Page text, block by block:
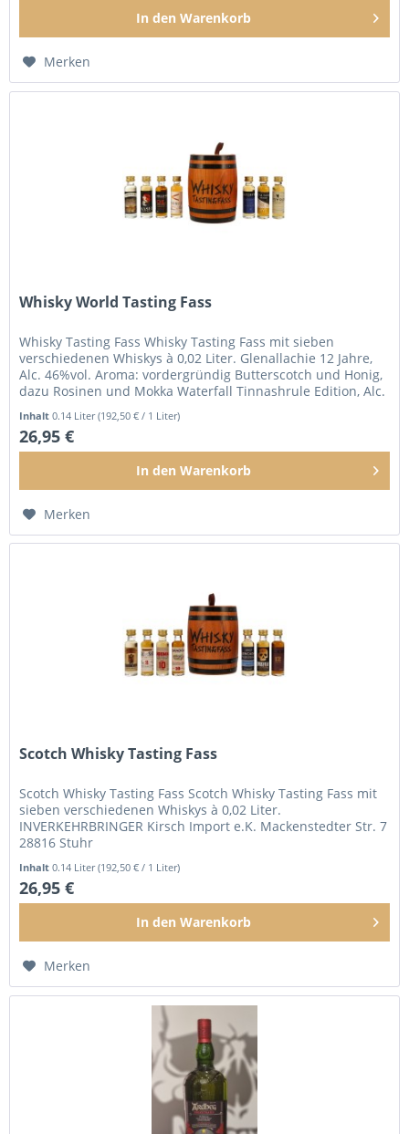
In den Warenkorb
Merken
Whisky World Tasting Fass
Whisky Tasting Fass Whisky Tasting Fass mit sieben
verschiedenen Whiskys à 0,02 Liter. Glenallachie 12 Jahre,
Alc. 46%vol. Aroma: vordergründig Butterscotch und Honig,
dazu Rosinen und Mokka Waterfall Tinnashrule Edition, Alc.
Inhalt0.14 Liter(192,50 € / 1 Liter)
26,95 €
In den Warenkorb
Merken
Scotch Whisky Tasting Fass
Scotch Whisky Tasting Fass Scotch Whisky Tasting Fass mit
sieben verschiedenen Whiskys à 0,02 Liter.
INVERKEHRBRINGER Kirsch Import e.K. Mackenstedter Str. 7
28816 Stuhr
Inhalt0.14 Liter(192,50 € / 1 Liter)
26,95 €
In den Warenkorb
Merken